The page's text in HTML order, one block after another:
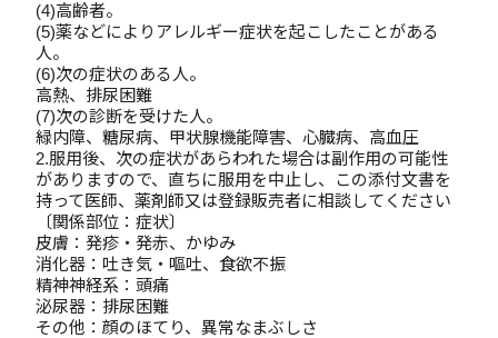
(4)高齢者。
(5)薬などによりアレルギー症状を起こしたことがある
人。
(6)次の症状のある人。
高熱、排尿困難
(7)次の診断を受けた人。
緑内障、糖尿病、甲状腺機能障害、心臓病、高血圧
2.服用後、次の症状があらわれた場合は副作用の可能性
がありますので、直ちに服用を中止し、この添付文書を
持って医師、薬剤師又は登録販売者に相談してください
〔関係部位：症状〕
皮膚：発疹・発赤、かゆみ
消化器：吐き気・嘔吐、食欲不振
精神神経系：頭痛
泌尿器：排尿困難
その他：顔のほてり、異常なまぶしさ